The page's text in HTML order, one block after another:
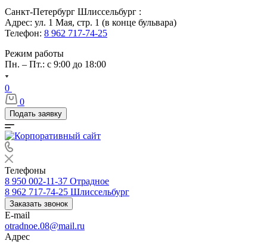
Санкт-Петербург Шлиссельбург :
Адрес: ул. 1 Мая, стр. 1 (в конце бульвара)
Телефон: 8 962 717-74-25
Режим работы
Пн. – Пт.: с 9:00 до 18:00
0
0
Подать заявку
Телефоны
8 950 002-11-37 Отрадное
8 962 717-74-25 Шлиссельбург
Заказать звонок
E-mail
otradnoe.08@mail.ru
Адрес